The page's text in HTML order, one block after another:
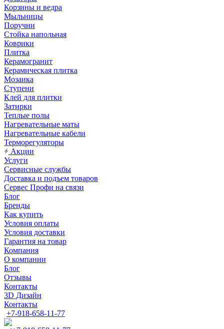
Корзины и ведра
Мыльницы
Поручни
Стойка напольная
Коврики
Плитка
Керамогранит
Керамическая плитка
Мозаика
Ступени
Клей для плитки
Затирки
Теплые полы
Нагревательные маты
Нагревательные кабели
Терморегуляторы
Акции
Услуги
Сервисные службы
Доставка и подъем товаров
Сервес Профи на связи
Блог
Бренды
Как купить
Условия оплаты
Условия доставки
Гарантия на товар
Компания
О компании
Блог
Отзывы
Контакты
3D Дизайн
Контакты
+7-918-658-11-77